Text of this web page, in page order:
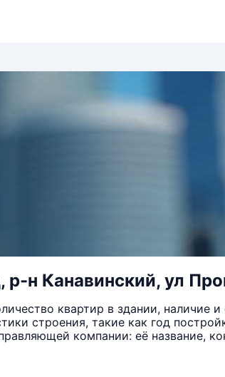
н Канавинский, ул
квартир в здании, наличие и
строения, такие как год
компании: её название,